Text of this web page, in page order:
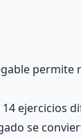
ejercicios
se